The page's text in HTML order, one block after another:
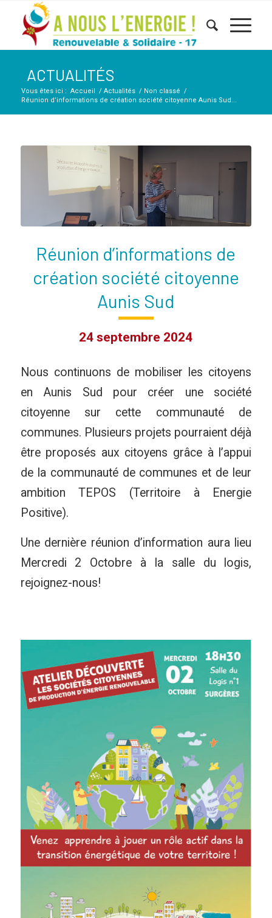
ACTUALITÉS
Vous êtes ici : Accueil / Actualités / Non classé /
Réunion d’informations de création société citoyenne Aunis Sud...
Réunion d’informations de
création société citoyenne
Aunis Sud
24 septembre 2024
Nous continuons de mobiliser les citoyens
en Aunis Sud pour créer une société
citoyenne sur cette communauté de
communes. Plusieurs projets pourraient déjà
être proposés aux citoyens grâce à l’appui
de la communauté de communes et de leur
ambition TEPOS (Territoire à Energie
Positive).
Une dernière réunion d’information aura lieu
Mercredi 2 Octobre à la salle du logis,
rejoignez-nous!